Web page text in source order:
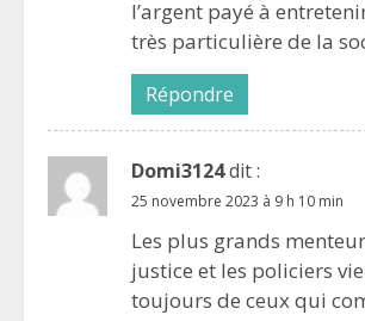
l’argent payé à
très particulière de la
Répondre
Domi3124dit :
25 novembre 2023 à 9 h 10 min
Les plus grands
justice et les policiers
toujours de ceux qui